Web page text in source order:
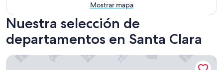
Mostrar mapa
Nuestra selección de
departamentos en Santa Clara
Utah Home w/ Pool Access: Near St George & Zion!